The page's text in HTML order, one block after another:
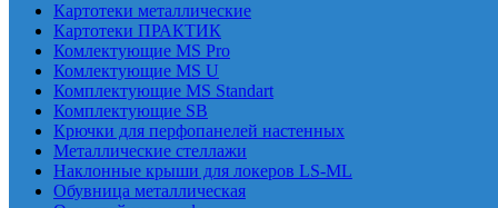
Картотеки металлические
Картотеки ПРАКТИК
Комлектующие MS Pro
Комлектующие MS U
Комплектующие MS Standart
Комплектующие SB
Крючки для перфопанелей настенных
Металлические стеллажи
Наклонные крыши для локеров LS-ML
Обувница металлическая